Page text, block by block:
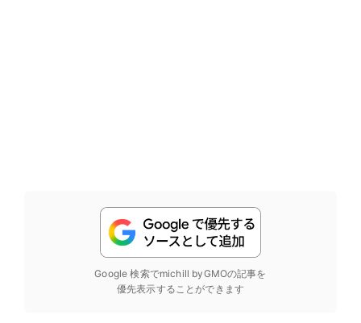
Google 検索でmichill byGMOの記事を
優先表示することができます